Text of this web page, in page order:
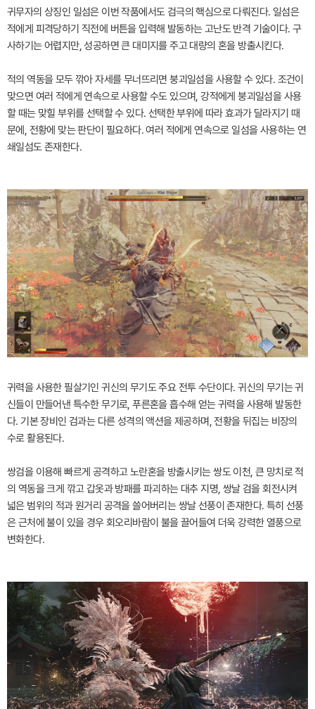
귀무자의 상징인 일섬은 이번 작품에서도 검극의 핵심으로 다뤄진다. 일섬은
적에게 피격당하기 직전에 버튼을 입력해 발동하는 고난도 반격 기술이다. 구
사하기는 어렵지만, 성공하면 큰 대미지를 주고 대량의 혼을 방출시킨다.
적의 역동을 모두 깎아 자세를 무너뜨리면 붕괴일섬을 사용할 수 있다. 조건이
맞으면 여러 적에게 연속으로 사용할 수도 있으며, 강적에게 붕괴일섬을 사용
할 때는 맞힐 부위를 선택할 수 있다. 선택한 부위에 따라 효과가 달라지기 때
문에, 전황에 맞는 판단이 필요하다. 여러 적에게 연속으로 일섬을 사용하는 연
쇄일섬도 존재한다.
귀력을 사용한 필살기인 귀신의 무기도 주요 전투 수단이다. 귀신의 무기는 귀
신들이 만들어낸 특수한 무기로, 푸른혼을 흡수해 얻는 귀력을 사용해 발동한
다. 기본 장비인 검과는 다른 성격의 액션을 제공하며, 전황을 뒤집는 비장의
수로 활용된다.
쌍검을 이용해 빠르게 공격하고 노란혼을 방출시키는 쌍도 이천, 큰 망치로 적
의 역동을 크게 깎고 갑옷과 방패를 파괴하는 대추 지명, 쌍날 검을 회전시켜
넓은 범위의 적과 원거리 공격을 쓸어버리는 쌍날 선풍이 존재한다. 특히 선풍
은 근처에 불이 있을 경우 회오리바람이 불을 끌어들여 더욱 강력한 열풍으로
변화한다.